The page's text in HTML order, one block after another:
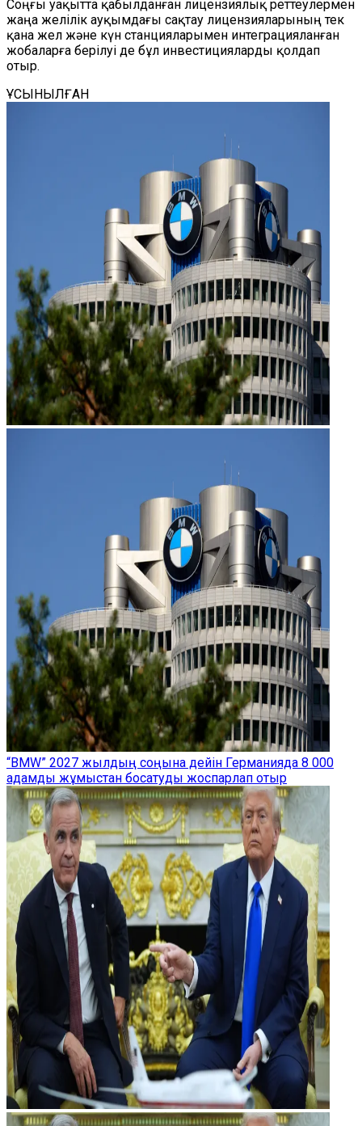
Соңғы уақытта қабылданған лицензиялық реттеулермен
жаңа желілік ауқымдағы сақтау лицензияларының тек
қана жел және күн станцияларымен интеграцияланған
жобаларға берілуі де бұл инвестицияларды қолдап
отыр.
ҰСЫНЫЛҒАН
“BMW” 2027 жылдың соңына дейін Германияда 8 000
адамды жұмыстан босатуды жоспарлап отыр